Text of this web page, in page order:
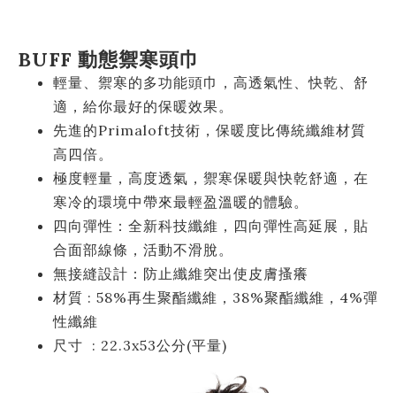
BUFF 動態禦寒頭巾
輕量、禦寒的多功能頭巾，高透氣性、快乾、舒
適，給你最好的保暖效果。
先進的Primaloft技術，保暖度比傳統纖維材質
高四倍。
極度輕量，高度透氣，禦寒保暖與快乾舒適，在
寒冷的環境中帶來最輕盈溫暖的體驗。
四向彈性：全新科技纖維，四向彈性高延展，貼
合面部線條，活動不滑脫。
無接縫設計：防止纖維突出使皮膚搔癢
材質 : 58%再生聚酯纖維，38%聚酯纖維，4%彈
性纖維
尺寸 : 22.3x53公分(平量)